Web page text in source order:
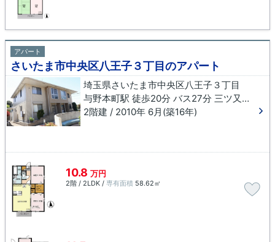
アパート
さいたま市中央区八王子３丁目のアパート
埼玉県さいたま市中央区八王子３丁目
与野本町駅 徒歩20分 バス27分 三ツ又（埼玉県）下車 徒歩4分
2階建 / 2010年 6月(築16年)
10.8 万円
2階 / 2LDK / 専有面積 58.62㎡